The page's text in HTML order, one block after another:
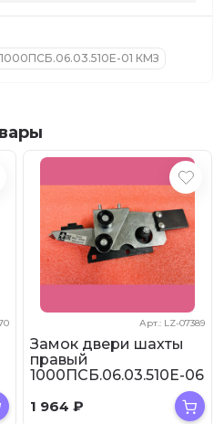
01 КМЗ
Арт.: LZ-07389
Замок двери шахты
правый
1000ПСБ.06.03.510Е-06
1 964₽